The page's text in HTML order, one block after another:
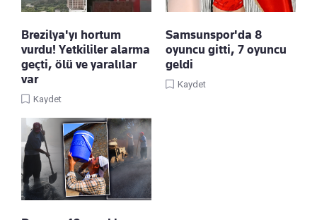
Brezilya'yı hortum
vurdu! Yetkililer alarma
geçti, ölü ve yaralılar
var
Kaydet
Samsunspor'da 8
oyuncu gitti, 7 oyuncu
geldi
Kaydet